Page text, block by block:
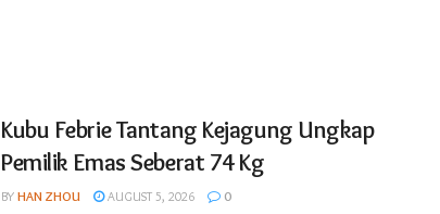
Kubu Febrie Tantang Kejagung Ungkap
Pemilik Emas Seberat 74 Kg
BY HAN ZHOU AUGUST 5, 2026 0